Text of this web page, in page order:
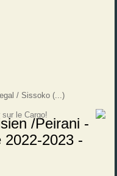
/ Sissoko (...)
/Peirani -
2022-2023 -